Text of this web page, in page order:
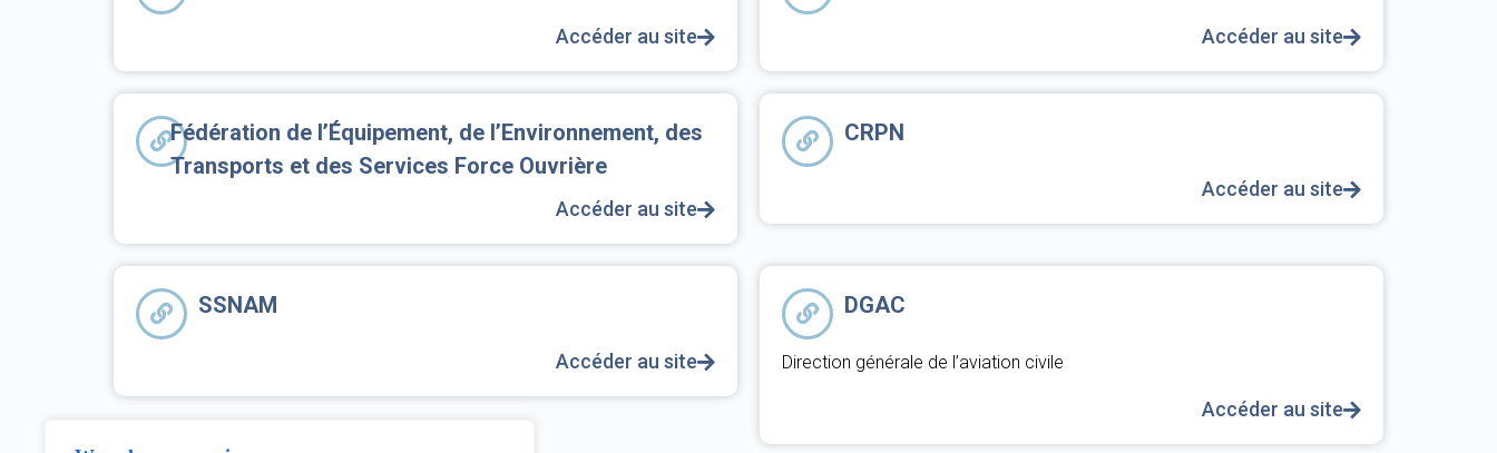
Accéder au site Accéder au site
Fédération de l’Équipement, de l’Environnement, des
Transports et des Services Force Ouvrière
Accéder au site
CRPN
Accéder au site
SSNAM
Accéder au site
DGAC
Direction générale de l’aviation civile
Accéder au site